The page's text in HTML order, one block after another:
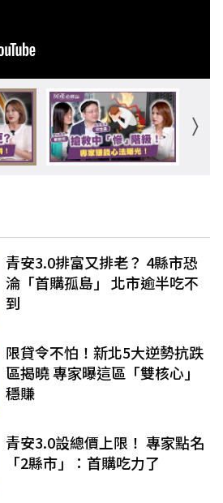
青安3.0排富又排老？ 4縣市恐
淪「首購孤島」 北市逾半吃不
到
限貸令不怕！新北5大逆勢抗跌
區揭曉 專家曝這區「雙核心」
穩賺
青安3.0設總價上限！ 專家點名
「2縣市」：首購吃力了